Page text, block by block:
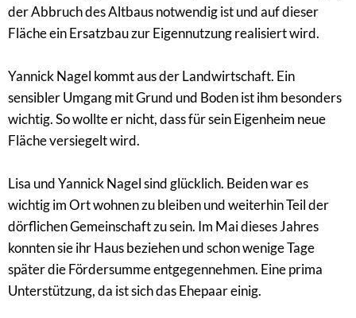
der Abbruch des Altbaus notwendig ist und auf dieser
Fläche ein Ersatzbau zur Eigennutzung realisiert wird.
Yannick Nagel kommt aus der Landwirtschaft. Ein
sensibler Umgang mit Grund und Boden ist ihm besonders
wichtig. So wollte er nicht, dass für sein Eigenheim neue
Fläche versiegelt wird.
Lisa und Yannick Nagel sind glücklich. Beiden war es
wichtig im Ort wohnen zu bleiben und weiterhin Teil der
dörflichen Gemeinschaft zu sein. Im Mai dieses Jahres
konnten sie ihr Haus beziehen und schon wenige Tage
später die Fördersumme entgegennehmen. Eine prima
Unterstützung, da ist sich das Ehepaar einig.